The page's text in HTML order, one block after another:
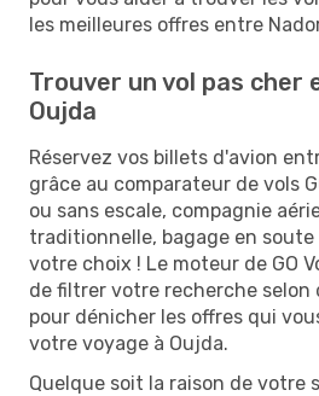
les meilleures offres entre
Trouver un vol pas cher
Oujda
Réservez vos billets d'avion
grâce au comparateur de vols
ou sans escale, compagnie
traditionnelle, bagage en
votre choix ! Le moteur de GO
de filtrer votre recherche
pour dénicher les offres qui
votre voyage à Oujda.
Quelque soit la raison de votre